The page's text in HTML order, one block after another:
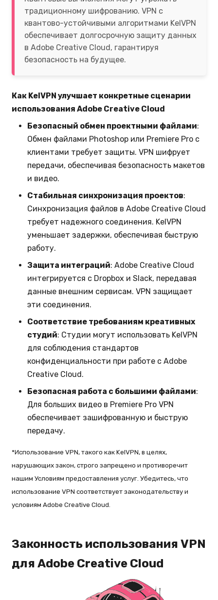
традиционному шифрованию. VPN с
квантово-устойчивыми алгоритмами KelVPN
обеспечивает долгосрочную защиту данных
в Adobe Creative Cloud, гарантируя
безопасность на будущее.
Как KelVPN улучшает конкретные сценарии
использования Adobe Creative Cloud
Безопасный обмен проектными файлами:
Обмен файлами Photoshop или Premiere Pro с
клиентами требует защиты. VPN шифрует
передачи, обеспечивая безопасность макетов
и видео.
Стабильная синхронизация проектов:
Синхронизация файлов в Adobe Creative Cloud
требует надежного соединения. KelVPN
уменьшает задержки, обеспечивая быструю
работу.
Защита интеграций: Adobe Creative Cloud
интегрируется с Dropbox и Slack, передавая
данные внешним сервисам. VPN защищает
эти соединения.
Соответствие требованиям креативных
студий: Студии могут использовать KelVPN
для соблюдения стандартов
конфиденциальности при работе с Adobe
Creative Cloud.
Безопасная работа с большими файлами:
Для больших видео в Premiere Pro VPN
обеспечивает зашифрованную и быструю
передачу.
*Использование VPN, такого как KelVPN, в целях,
нарушающих закон, строго запрещено и противоречит
нашим Условиям предоставления услуг. Убедитесь, что
использование VPN соответствует законодательству и
условиям Adobe Creative Cloud.
Законность использования VPN
для Adobe Creative Cloud